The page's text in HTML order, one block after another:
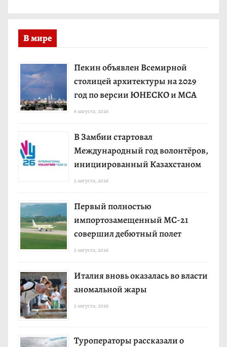
В мире
Пекин объявлен Всемирной
столицей архитектуры на 2029
год по версии ЮНЕСКО и МСА
6 августа, 2026
В Замбии стартовал
Международный год волонтёров,
инициированный Казахстаном
3 августа, 2026
Первый полностью
импортозамещенный МС-21
совершил дебютный полет
3 августа, 2026
Италия вновь оказалась во власти
аномальной жары
3 августа, 2026
Туроператоры рассказали о